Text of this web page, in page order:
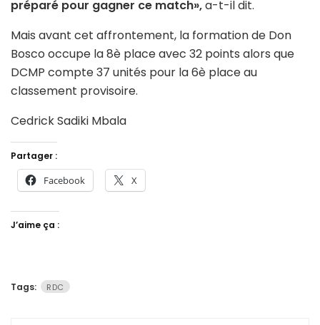
préparé pour gagner ce match»,a-t-il dit.
Mais avant cet affrontement, la formation de Don
Bosco occupe la 8è place avec 32 points alors que
DCMP compte 37 unités pour la 6è place au
classement provisoire.
Cedrick Sadiki Mbala
Partager :
Facebook X
J’aime ça :
Tags: RDC